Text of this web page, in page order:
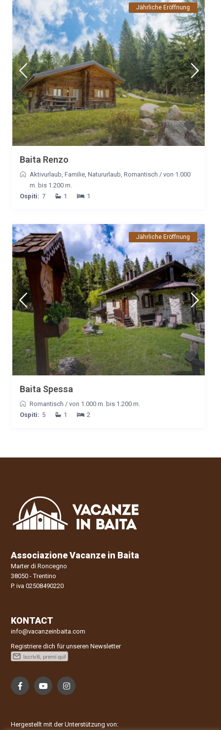
Jährliche Eröffnung
Baita Renzo
Aktivurlaub, Familie, Natururlaub, Romantisch / von 1.000
m. bis 1.200 m.
Ospiti: 7 1 1
Jährliche Eröffnung
Baita Spessa
Romantisch / von 1.000 m. bis 1.200 m.
Ospiti: 5 1 2
Associazione Vacanze in Baita
Marter di Roncegno
38050 - Trentino
P. iva 02508490220
KONTACT
info@vacanzeinbaita.com
Registriere dich für unseren Newsletter
Hergestellt mit der Unterstützung von: